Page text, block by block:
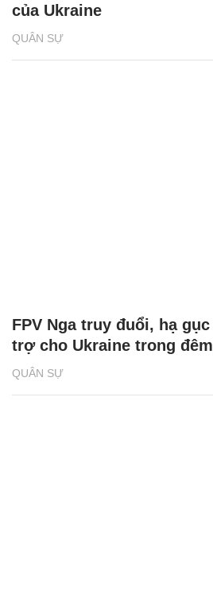
QUÂN SỰ
của Ukraine
QUÂN SỰ
FPV Nga truy đuổi, hạ
trợ cho Ukraine trong đêm